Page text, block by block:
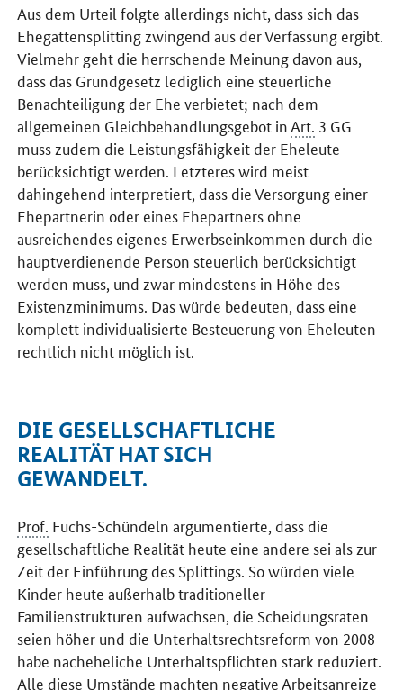
Aus dem Urteil folgte allerdings nicht, dass sich das
Ehegattensplitting zwingend aus der Verfassung ergibt.
Vielmehr geht die herrschende Meinung davon aus,
dass das Grundgesetz lediglich eine steuerliche
Benachteiligung der Ehe verbietet; nach dem
allgemeinen Gleichbehandlungsgebot inArt. 3 GG
muss zudem die Leistungsfähigkeit der Eheleute
berücksichtigt werden. Letzteres wird meist
dahingehend interpretiert, dass die Versorgung einer
Ehepartnerin oder eines Ehepartners ohne
ausreichendes eigenes Erwerbseinkommen durch die
hauptverdienende Person steuerlich berücksichtigt
werden muss, und zwar mindestens in Höhe des
Existenzminimums. Das würde bedeuten, dass eine
komplett individualisierte Besteuerung von Eheleuten
rechtlich nicht möglich ist.
DIE GESELLSCHAFTLICHE
REALITÄT HAT SICH
GEWANDELT.
Prof. Fuchs-Schündeln argumentierte, dass die
gesellschaftliche Realität heute eine andere sei als zur
Zeit der Einführung des Splittings. So würden viele
Kinder heute außerhalb traditioneller
Familienstrukturen aufwachsen, die Scheidungsraten
seien höher und die Unterhaltsrechtsreform von 2008
habe nacheheliche Unterhaltspflichten stark reduziert.
Alle diese Umstände machten negative Arbeitsanreize